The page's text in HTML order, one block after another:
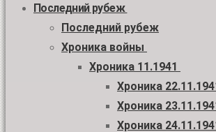
Последний рубеж
Последний рубеж
Хроника войны
Хроника 11.1941
Хроника
Хроника
Хроника